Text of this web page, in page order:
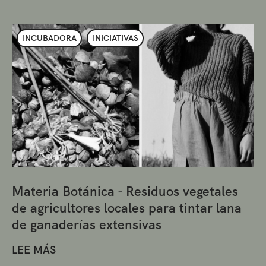
INCUBADORA INICIATIVAS
Materia Botánica - Residuos vegetales
de agricultores locales para tintar lana
de ganaderías extensivas
LEE MÁS